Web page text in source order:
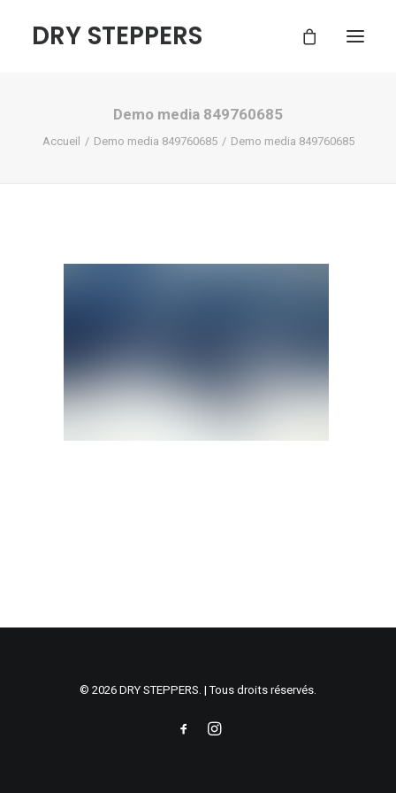
DRY STEPPERS
ACCUEIL
Demo media 849760685
Accueil Demo media 849760685 Demo media 849760685
© 2026 DRY STEPPERS. | Tous droits réservés.